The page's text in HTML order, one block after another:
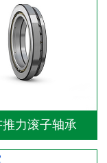
推力滚子轴承